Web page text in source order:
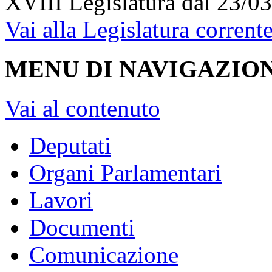
Vai alla Legislatura
MENU DI
Vai al contenuto
Deputati
Organi Parlamentari
Lavori
Documenti
Comunicazione